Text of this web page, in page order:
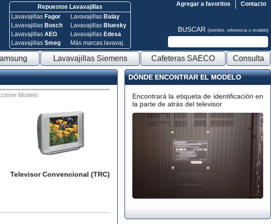
Repuestos Lavavajillas
Lavavajillas Fagor
Lavavajillas Bosch
Lavavajillas AEG
Lavavajillas Smeg
Lavavajillas Balay
Lavavajillas Bluesky
Lavavajillas Edesa
Más marcas lavavaj.
Contacto
Agregar a favoritos
BUSCAR (nombre, referencia o modelo)
Lavavajillas Siemens Cafeteras SAECO Consulta
Modelo
Televisor Convencional (TRC)
DÓNDE ENCONTRAR EL MODELO
Encontrará la etiqueta de identificación en
la parte de atrás del televisor